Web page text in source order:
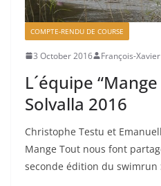
COMPTE-RENDU DE COURSE
3 October 2016 François-
L´équipe
Solvalla 2016
Christophe Testu et
Mange Tout nous font
seconde édition du swimrun